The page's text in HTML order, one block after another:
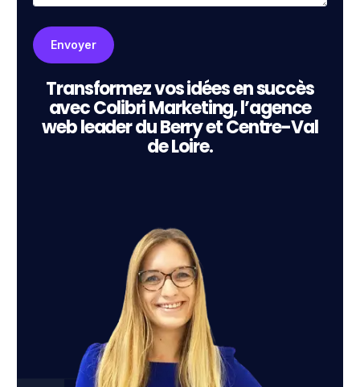
Transformez vos idées en succès
avec Colibri Marketing, l’agence
web leader du Berry et Centre-Val
de Loire.